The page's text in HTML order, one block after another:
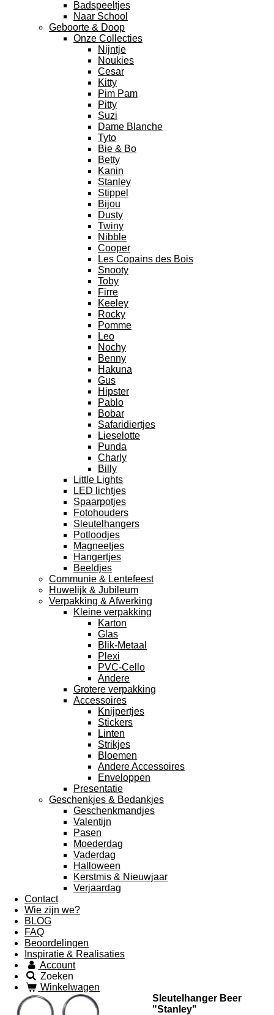
Badspeeltjes
Naar School
Geboorte & Doop
Onze Collecties
Nijntje
Noukies
Cesar
Kitty
Pim Pam
Pitty
Suzi
Dame Blanche
Tyto
Bie & Bo
Betty
Kanin
Stanley
Stippel
Bijou
Dusty
Twiny
Nibble
Cooper
Les Copains des Bois
Snooty
Toby
Firre
Keeley
Rocky
Pomme
Leo
Nochy
Benny
Hakuna
Gus
Hipster
Pablo
Bobar
Safaridiertjes
Lieselotte
Punda
Charly
Billy
Little Lights
LED lichtjes
Spaarpotjes
Fotohouders
Sleutelhangers
Potloodjes
Magneetjes
Hangertjes
Beeldjes
Communie & Lentefeest
Huwelijk & Jubileum
Verpakking & Afwerking
Kleine verpakking
Karton
Glas
Blik-Metaal
Plexi
PVC-Cello
Andere
Grotere verpakking
Accessoires
Knijpertjes
Stickers
Linten
Strikjes
Bloemen
Andere Accessoires
Enveloppen
Presentatie
Geschenkjes & Bedankjes
Geschenkmandjes
Valentijn
Pasen
Moederdag
Vaderdag
Halloween
Kerstmis & Nieuwjaar
Verjaardag
Contact
Wie zijn we?
BLOG
FAQ
Beoordelingen
Inspiratie & Realisaties
Account
Zoeken
Winkelwagen
Sleutelhanger Beer
"Stanley"